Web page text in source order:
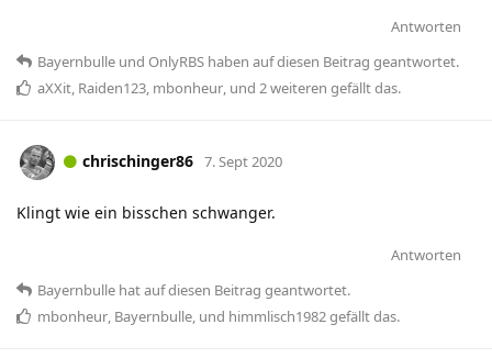
Antworten
Bayernbulle und OnlyRBS haben auf diesen Beitrag geantwortet.
aXXit, Raiden123, mbonheur, und 2weiteren gefällt das.
chrischinger86 7. Sept 2020
Klingt wie ein bisschen schwanger.
Antworten
Bayernbulle hatauf diesen Beitrag geantwortet.
mbonheur, Bayernbulle, und himmlisch1982gefällt das.